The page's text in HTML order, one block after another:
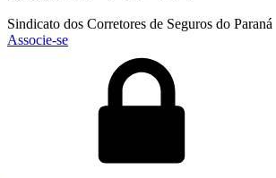
Sindicato dos Corretores de Seguros do Paraná
Associe-se